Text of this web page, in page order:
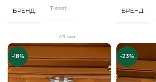
БРЕНД Tissot
43 мм
ЗАСТЕЖКА "Бабочка"
БРЕНД
ЗАСТЕЖКА
-18% -23%